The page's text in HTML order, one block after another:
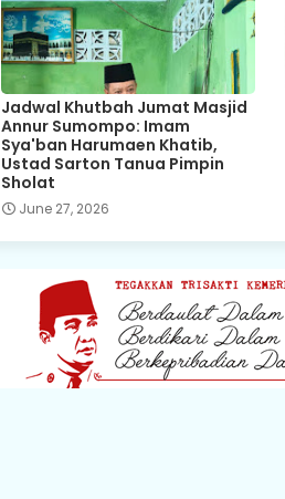
Jadwal Khutbah Jumat Masjid
Annur Sumompo: Imam
Sya'ban Harumaen Khatib,
Ustad Sarton Tanua Pimpin
Sholat
June 27, 2026